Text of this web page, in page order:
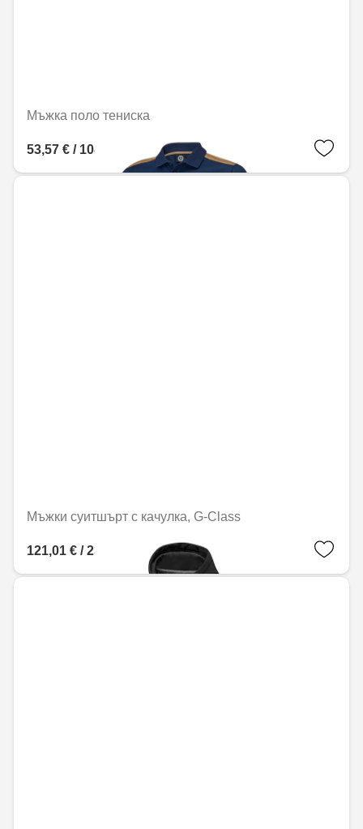
Мъжка поло тениска
53,57 € / 104,77 лв.
Мъжки суитшърт с качулка, G-Class
121,01 € / 236,67 лв.